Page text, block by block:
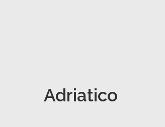
Adriatico